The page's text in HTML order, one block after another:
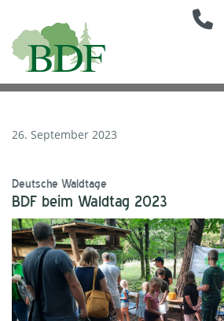
26. September 2023
Deutsche Waldtage
BDF beim Waldtag 2023